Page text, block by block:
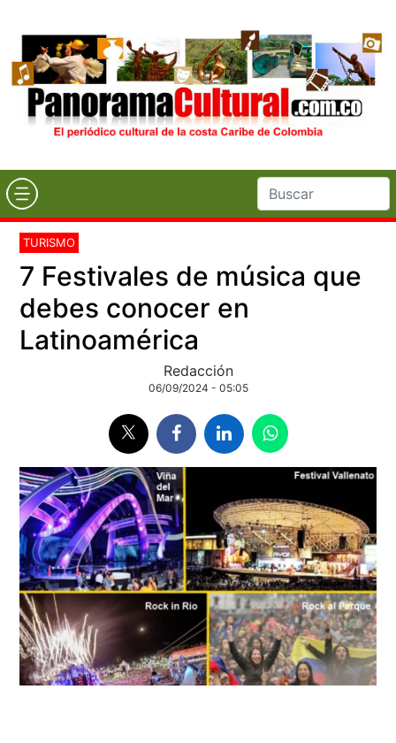
TURISMO
7 Festivales de música que
debes conocer en
Latinoamérica
Redacción
06/09/2024 - 05:05